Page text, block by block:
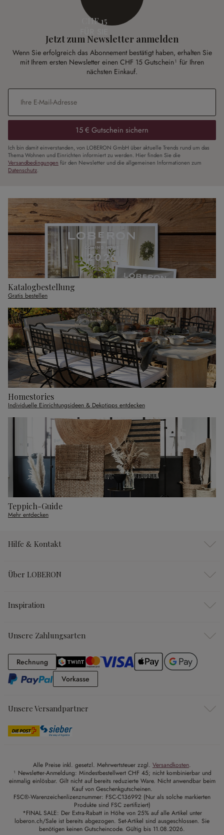
CHF 15
Jetzt zum Newsletter anmelden
Wenn Sie erfolgreich das Abonnement bestätigt haben, erhalten Sie
mit Ihrem ersten Newsletter einen CHF 15 Gutschein¹ für Ihren
nächsten Einkauf.
E-Mail-Adresse*
15 € Gutschein sichern
Ich bin damit einverstanden, von LOBERON GmbH über aktuelle Trends rund um das
Thema Wohnen und Einrichten informiert zu werden. Hier finden Sie die
Versandbedingungen für den Newsletter und die allgemeinen Informationen zum
Datenschutz.
Katalogbestellung
Gratis bestellen
Homestories
Individuelle Einrichtungsideen & Dekotipps entdecken
Teppich-Guide
Mehr entdecken
Hilfe & Kontakt
Über LOBERON
Inspiration
Unsere Zahlungsarten
RechnungRechnung
Vorkasse
Unsere Versandpartner
Alle Preise inkl. gesetzl. Mehrwertsteuer zzgl. Versandkosten.
¹ Newsletter-Anmeldung: Mindestbestellwert CHF 45; nicht kombinierbar und
einmalig einlösbar. Gilt nicht auf bereits reduzierte Ware. Nicht anwendbar beim
Kauf von Geschenkgutscheinen.
FSC®-Warenzeichenlizenznummer: FSC-C136992 (Nur als solche markierten
Produkte sind FSC zertifiziert)
*FINAL SALE: Der Extra-Rabatt in Höhe von 25% auf alle Artikel unter
loberon.ch/Sale ist bereits abgezogen. Set-Artikel sind ausgeschlossen. Sie
benötigen keinen Gutscheincode. Gültig bis 11.08.2026.